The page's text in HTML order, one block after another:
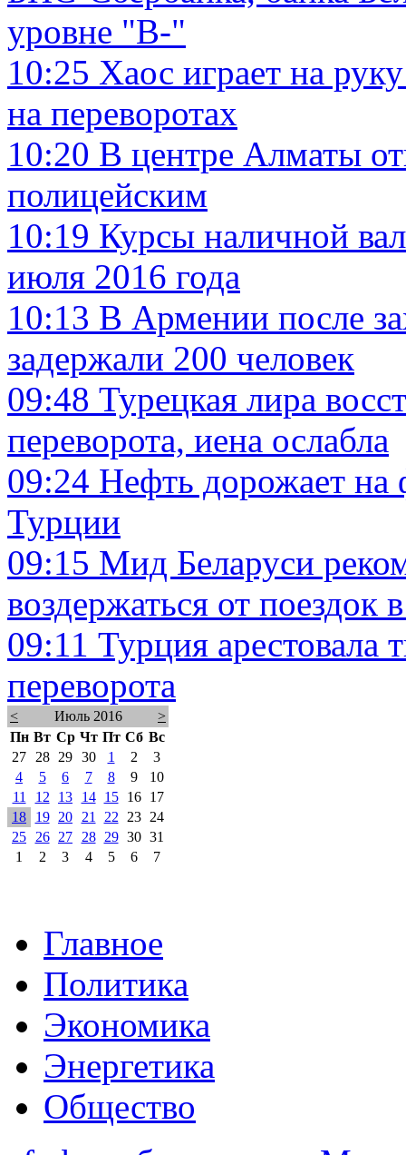
уровне "B-"
10:25 Хаос играет на
на переворотах
10:20 В центре Алматы
полицейским
10:19 Курсы наличной
июля 2016 года
10:13 В Армении после
задержали 200 человек
09:48 Турецкая лира
переворота, иена ослабла
09:24 Нефть дорожает на
Турции
09:15 Мид Беларуси
воздержаться от поездок
09:11 Турция арестовала
переворота
< Июль 2016
>
Пн Вт Ср Чт Пт Сб Вс
27
28 29 30 1 2
3
4
5 6 7 8 9
10
11
12 13 14 15 16
17
18
19 20 21 22 23
24
25
26 27 28 29 30 31
1
2 3 4 5 6 7
Главное
Политика
Экономика
Энергетика
Общество